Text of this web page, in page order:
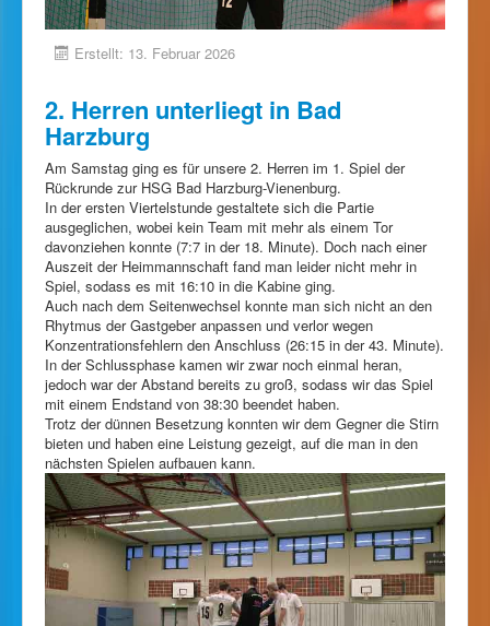
Erstellt: 13. Februar 2026
2. Herren unterliegt in Bad
Harzburg
Am Samstag ging es für unsere 2. Herren im 1. Spiel der
Rückrunde zur HSG Bad Harzburg-Vienenburg.
In der ersten Viertelstunde gestaltete sich die Partie
ausgeglichen, wobei kein Team mit mehr als einem Tor
davonziehen konnte (7:7 in der 18. Minute). Doch nach einer
Auszeit der Heimmannschaft fand man leider nicht mehr in
Spiel, sodass es mit 16:10 in die Kabine ging.
Auch nach dem Seitenwechsel konnte man sich nicht an den
Rhytmus der Gastgeber anpassen und verlor wegen
Konzentrationsfehlern den Anschluss (26:15 in der 43. Minute).
In der Schlussphase kamen wir zwar noch einmal heran,
jedoch war der Abstand bereits zu groß, sodass wir das Spiel
mit einem Endstand von 38:30 beendet haben.
Trotz der dünnen Besetzung konnten wir dem Gegner die Stirn
bieten und haben eine Leistung gezeigt, auf die man in den
nächsten Spielen aufbauen kann.